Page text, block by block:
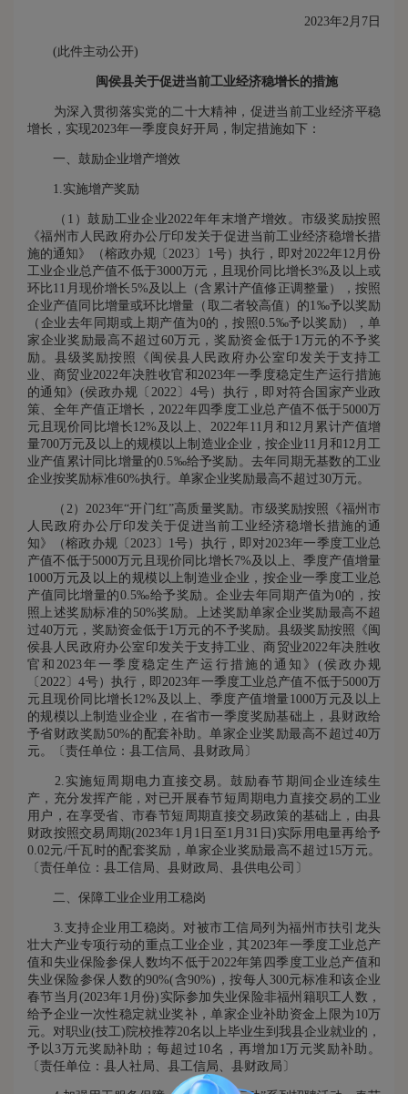
2023年2月7日
(此件主动公开)
闽侯县关于促进当前工业经济稳增长的措施
为深入贯彻落实党的二十大精神，促进当前工业经济平稳
增长，实现2023年一季度良好开局，制定措施如下：
一、鼓励企业增产增效
1.实施增产奖励
（1）鼓励工业企业2022年年末增产增效。市级奖励按照
《福州市人民政府办公厅印发关于促进当前工业经济稳增长措
施的通知》（榕政办规〔2023〕1号）执行，即对2022年12月份
工业企业总产值不低于3000万元，且现价同比增长3%及以上或
环比11月现价增长5%及以上（含累计产值修正调整量），按照
企业产值同比增量或环比增量（取二者较高值）的1‰予以奖励
（企业去年同期或上期产值为0的，按照0.5‰予以奖励），单
家企业奖励最高不超过60万元，奖励资金低于1万元的不予奖
励。县级奖励按照《闽侯县人民政府办公室印发关于支持工
业、商贸业2022年决胜收官和2023年一季度稳定生产运行措施
的通知》(侯政办规〔2022〕4号）执行，即对符合国家产业政
策、全年产值正增长，2022年四季度工业总产值不低于5000万
元且现价同比增长12%及以上、2022年11月和12月累计产值增
量700万元及以上的规模以上制造业企业，按企业11月和12月工
业产值累计同比增量的0.5‰给予奖励。去年同期无基数的工业
企业按奖励标准60%执行。单家企业奖励最高不超过30万元。
（2）2023年“开门红”高质量奖励。市级奖励按照《福州市
人民政府办公厅印发关于促进当前工业经济稳增长措施的通
知》（榕政办规〔2023〕1号）执行，即对2023年一季度工业总
产值不低于5000万元且现价同比增长7%及以上、季度产值增量
1000万元及以上的规模以上制造业企业，按企业一季度工业总
产值同比增量的0.5‰给予奖励。企业去年同期产值为0的，按
照上述奖励标准的50%奖励。上述奖励单家企业奖励最高不超
过40万元，奖励资金低于1万元的不予奖励。县级奖励按照《闽
侯县人民政府办公室印发关于支持工业、商贸业2022年决胜收
官和2023年一季度稳定生产运行措施的通知》(侯政办规
〔2022〕4号）执行，即2023年一季度工业总产值不低于5000万
元且现价同比增长12%及以上、季度产值增量1000万元及以上
的规模以上制造业企业，在省市一季度奖励基础上，县财政给
予省财政奖励50%的配套补助。单家企业奖励最高不超过40万
元。〔责任单位：县工信局、县财政局〕
2.实施短周期电力直接交易。鼓励春节期间企业连续生
产，充分发挥产能，对已开展春节短周期电力直接交易的工业
用户，在享受省、市春节短周期直接交易政策的基础上，由县
财政按照交易周期(2023年1月1日至1月31日)实际用电量再给予
0.02元/千瓦时的配套奖励，单家企业奖励最高不超过15万元。
〔责任单位：县工信局、县财政局、县供电公司〕
二、保障工业企业用工稳岗
3.支持企业用工稳岗。对被市工信局列为福州市扶引龙头
壮大产业专项行动的重点工业企业，其2023年一季度工业总产
值和失业保险参保人数均不低于2022年第四季度工业总产值和
失业保险参保人数的90%(含90%)，按每人300元标准和该企业
春节当月(2023年1月份)实际参加失业保险非福州籍职工人数，
给予企业一次性稳定就业奖补，单家企业补助资金上限为10万
元。对职业(技工)院校推荐20名以上毕业生到我县企业就业的，
予以3万元奖励补助；每超过10名，再增加1万元奖励补助。
〔责任单位：县人社局、县工信局、县财政局〕